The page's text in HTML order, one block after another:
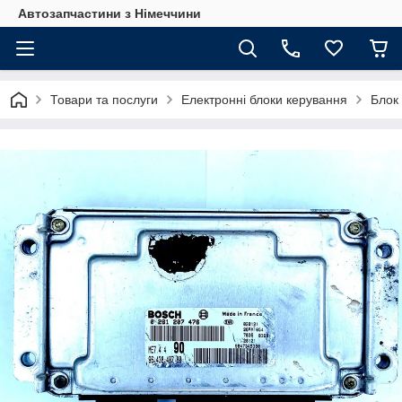
Автозапчастини з Німеччини
Товари та послуги Електронні блоки керування